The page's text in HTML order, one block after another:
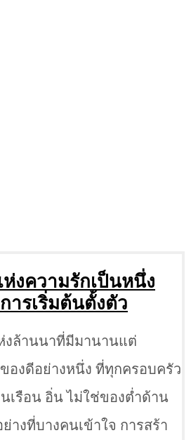
ความรักเป็นหนึ่ง
ารเริ่มต้นตั้งตัว
งล้านนาที่มีมานานแต่
องดีอย่างหนึ่ง ที่ทุกครอบครัว
เรือน อิ่น ไม่ใช่ของต่ำด้าน
งที่บางคนเข้าใจ การสร้า